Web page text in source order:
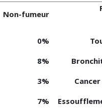
Non-fumeur
0%
8%
3%
7%